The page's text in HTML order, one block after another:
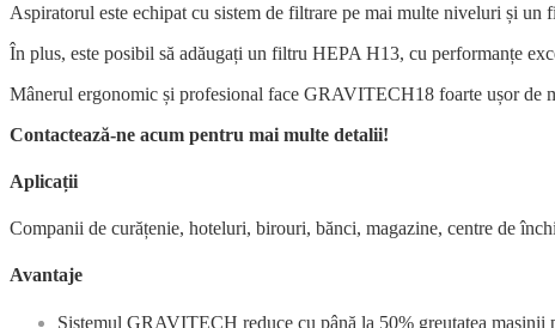
Aspiratorul este echipat cu sistem de filtrare pe mai multe niveluri și un
În plus, este posibil să adăugați un filtru HEPA H13, cu performanțe
Mânerul ergonomic și profesional face GRAVITECH18 foarte ușor de
Contactează-ne acum pentru mai multe detalii!
Aplicații
Companii de curățenie, hoteluri, birouri, bănci, magazine, centre de
Avantaje
Sistemul GRAVITECH reduce cu până la 50% greutatea